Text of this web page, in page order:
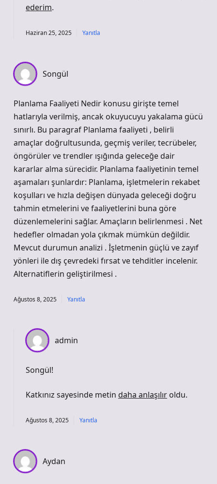
ederim.
Haziran 25, 2025 Yanıtla
Songül
Planlama Faaliyeti Nedir konusu girişte temel
hatlarıyla verilmiş, ancak okuyucuyu yakalama gücü
sınırlı. Bu paragraf Planlama faaliyeti , belirli
amaçlar doğrultusunda, geçmiş veriler, tecrübeler,
öngörüler ve trendler ışığında geleceğe dair
kararlar alma sürecidir. Planlama faaliyetinin temel
aşamaları şunlardır: Planlama, işletmelerin rekabet
koşulları ve hızla değişen dünyada geleceği doğru
tahmin etmelerini ve faaliyetlerini buna göre
düzenlemelerini sağlar. Amaçların belirlenmesi . Net
hedefler olmadan yola çıkmak mümkün değildir.
Mevcut durumun analizi . İşletmenin güçlü ve zayıf
yönleri ile dış çevredeki fırsat ve tehditler incelenir.
Alternatiflerin geliştirilmesi .
Ağustos 8, 2025 Yanıtla
admin
Songül!
Katkınız sayesinde metin daha anlaşılır oldu.
Ağustos 8, 2025 Yanıtla
Aydan